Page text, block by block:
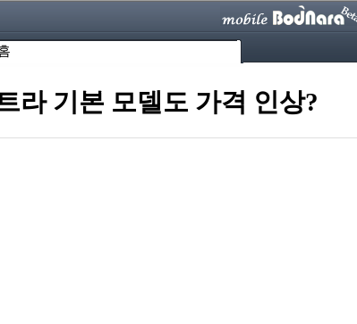
라 기본 모델도 가격 인상?